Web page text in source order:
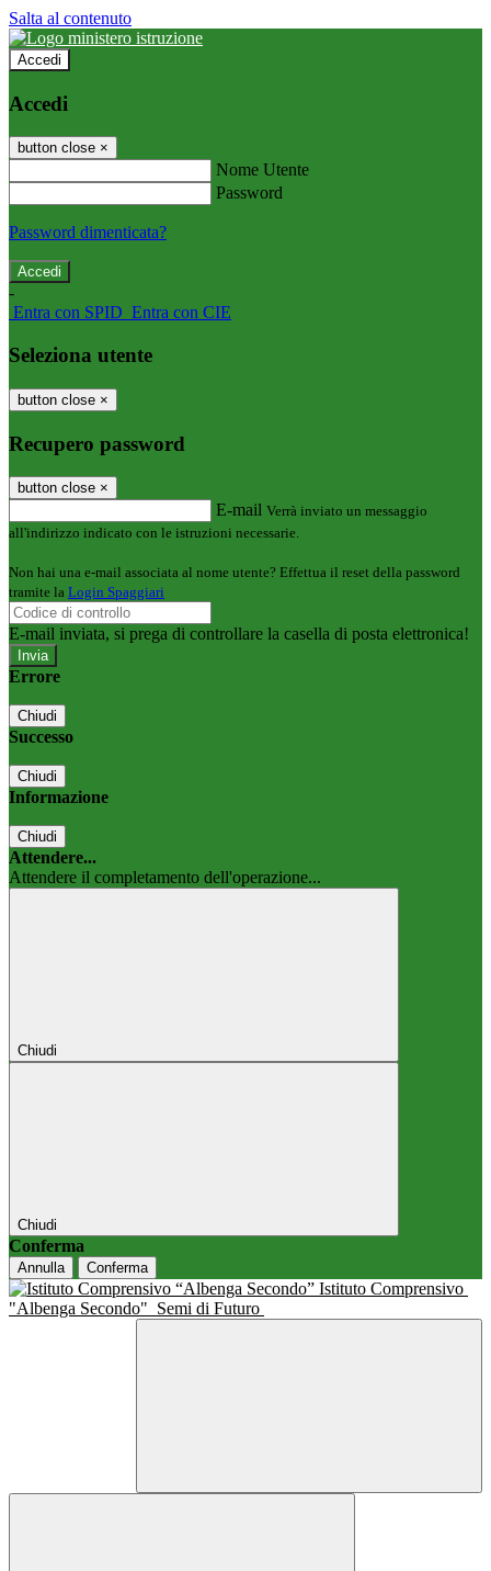
Salta al contenuto
Accedi
Accedi
button close ×
Nome Utente
Password
Password dimenticata?
-
Entra con SPID Entra con CIE
Seleziona utente
button close ×
Recupero password
button close ×
E-mail Verrà inviato un messaggio
all'indirizzo indicato con le istruzioni necessarie.
Non hai una e-mail associata al nome utente? Effettua il reset della password
tramite la Login Spaggiari
E-mail inviata, si prega di controllare la casella di posta elettronica!
Errore
Chiudi
Successo
Chiudi
Informazione
Chiudi
Attendere...
Attendere il completamento dell'operazione...
Chiudi
Chiudi
Conferma
Annulla Conferma
Istituto Comprensivo
"Albenga Secondo" Semi di Futuro